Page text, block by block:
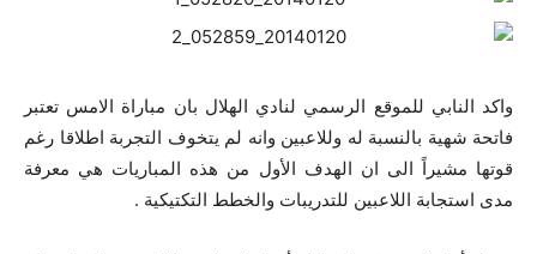
واكد النابي للموقع الرسمي لنادي الهلال بان مباراة الامس تعتبر
فاتحة شهية بالنسبة له وللاعبين وانه لم يتخوف التجربة اطلاقا رغم
قوتها مشيراً الى ان الهدف الأول من هذه المباريات هي معرفة
مدى استجابة اللاعبين للتدريبات والخطط التكتيكية .